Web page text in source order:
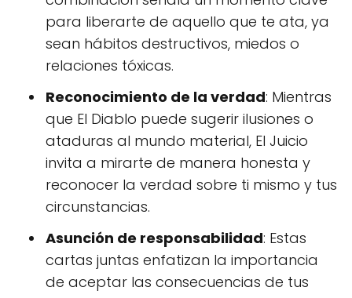
para liberarte de aquello que te ata, ya
sean hábitos destructivos, miedos o
relaciones tóxicas.
Reconocimiento de la verdad: Mientras
que El Diablo puede sugerir ilusiones o
ataduras al mundo material, El Juicio
invita a mirarte de manera honesta y
reconocer la verdad sobre ti mismo y tus
circunstancias.
Asunción de responsabilidad: Estas
cartas juntas enfatizan la importancia
de aceptar las consecuencias de tus